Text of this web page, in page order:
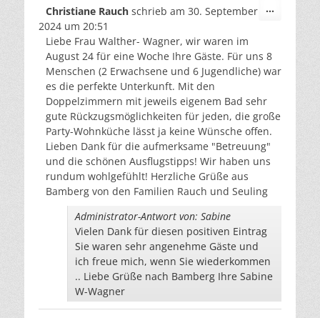
Christiane Rauch schrieb am 30. September
2024 um 20:51
Liebe Frau Walther- Wagner, wir waren im
August 24 für eine Woche Ihre Gäste. Für uns 8
Menschen (2 Erwachsene und 6 Jugendliche) war
es die perfekte Unterkunft. Mit den
Doppelzimmern mit jeweils eigenem Bad sehr
gute Rückzugsmöglichkeiten für jeden, die große
Party-Wohnküche lässt ja keine Wünsche offen.
Lieben Dank für die aufmerksame "Betreuung"
und die schönen Ausflugstipps! Wir haben uns
rundum wohlgefühlt! Herzliche Grüße aus
Bamberg von den Familien Rauch und Seuling
Administrator-Antwort von: Sabine
Vielen Dank für diesen positiven Eintrag
Sie waren sehr angenehme Gäste und
ich freue mich, wenn Sie wiederkommen
.. Liebe Grüße nach Bamberg Ihre Sabine
W-Wagner
...